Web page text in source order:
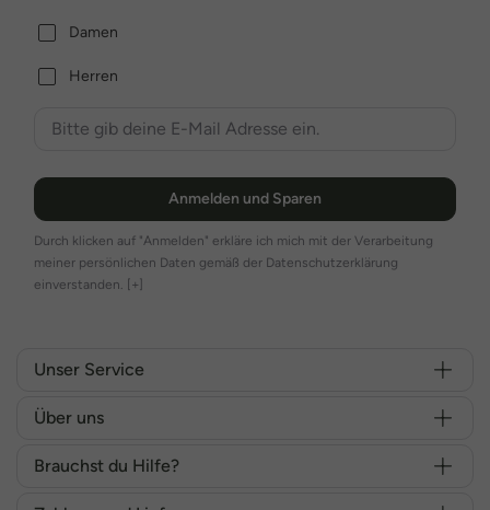
Damen
Herren
Anmelden und Sparen
Durch klicken auf "Anmelden" erkläre ich mich mit der Verarbeitung
meiner persönlichen Daten gemäß der Datenschutzerklärung
einverstanden. [+]
Unser Service
Über uns
Brauchst du Hilfe?